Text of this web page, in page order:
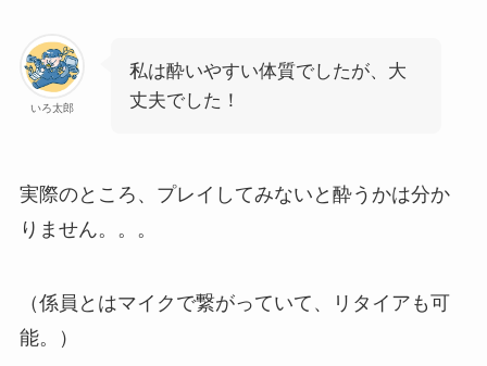
いろ太郎
私は酔いやすい体質でしたが、大
丈夫でした！
実際のところ、プレイしてみないと酔うかは分か
りません。。。
（係員とはマイクで繋がっていて、リタイアも可
能。）